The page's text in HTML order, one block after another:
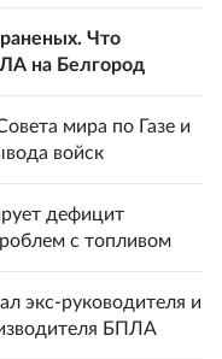
Что
на Белгород
мира по Газе и
войск
дефицит
с топливом
экс-руководителя и
БПЛА